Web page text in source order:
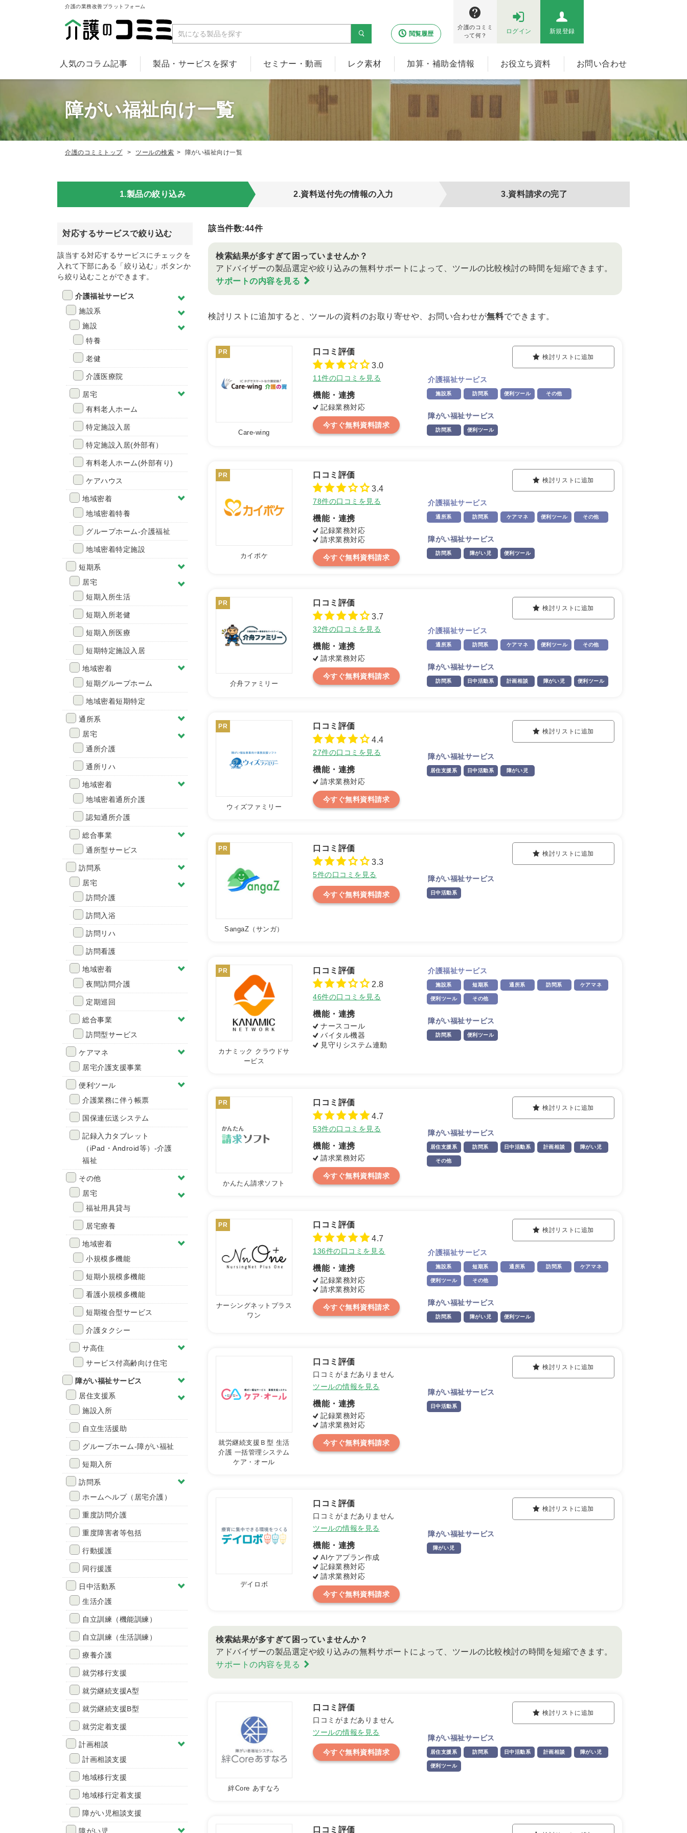
介護の業務改善プラットフォーム
閲覧履歴
介護のコミミ
って何？
ログイン 新規登録
人気のコラム記事 製品・サービスを探す セミナー・動画 レク素材 加算・補助金情報 お役立ち資料 お問い合わせ
障がい福祉向け一覧
介護のコミミトップ ツールの検索 障がい福祉向け一覧
1.製品の絞り込み 2.資料送付先の情報の入力 3.資料請求の完了
対応するサービスで絞り込む
該当する対応するサービスにチェックを
入れて下部にある「絞り込む」ボタンか
ら絞り込むことができます。
介護福祉サービス
施設系
施設
特養
老健
介護医療院
居宅
有料老人ホーム
特定施設入居
特定施設入居(外部有）
有料老人ホーム(外部有り)
ケアハウス
地域密着
地域密着特養
グループホーム-介護福祉
地域密着特定施設
短期系
居宅
短期入所生活
短期入所老健
短期入所医療
短期特定施設入居
地域密着
短期グループホーム
地域密着短期特定
通所系
居宅
通所介護
通所リハ
地域密着
地域密着通所介護
認知通所介護
総合事業
通所型サービス
訪問系
居宅
訪問介護
訪問入浴
訪問リハ
訪問看護
地域密着
夜間訪問介護
定期巡回
総合事業
訪問型サービス
ケアマネ
居宅介護支援事業
便利ツール
介護業務に伴う帳票
国保連伝送システム
記録入力タブレット
（iPad・Android等）-介護
福祉
その他
居宅
福祉用具貸与
居宅療養
地域密着
小規模多機能
短期小規模多機能
看護小規模多機能
短期複合型サービス
介護タクシー
サ高住
サービス付高齢向け住宅
障がい福祉サービス
居住支援系
施設入所
自立生活援助
グループホーム-障がい福祉
短期入所
訪問系
ホームヘルプ（居宅介護）
重度訪問介護
重度障害者等包括
行動援護
同行援護
日中活動系
生活介護
自立訓練（機能訓練）
自立訓練（生活訓練）
療養介護
就労移行支援
就労継続支援A型
就労継続支援B型
就労定着支援
計画相談
計画相談支援
地域移行支援
地域移行定着支援
障がい児相談支援
障がい児
該当件数:44件
検索結果が多すぎて困っていませんか？
アドバイザーの製品選定や絞り込みの無料サポートによって、ツールの比較検討の時間を短縮できます。
サポートの内容を見る
検討リストに追加すると、ツールの資料のお取り寄せや、お問い合わせが無料でできます。
PR
Care-wing
3.0
11件の口コミを見る
機能・連携
記録業務対応
今すぐ無料資料請求
検討リストに追加
介護福祉サービス
施設系 訪問系 便利ツール その他
障がい福祉サービス
訪問系 便利ツール
PR
カイポケ
3.4
78件の口コミを見る
機能・連携
記録業務対応
請求業務対応
今すぐ無料資料請求
検討リストに追加
介護福祉サービス
通所系 訪問系 ケアマネ 便利ツール その他
障がい福祉サービス
訪問系 障がい児 便利ツール
PR
介舟ファミリー
3.7
32件の口コミを見る
機能・連携
請求業務対応
今すぐ無料資料請求
検討リストに追加
介護福祉サービス
通所系 訪問系 ケアマネ 便利ツール その他
障がい福祉サービス
訪問系 日中活動系 計画相談 障がい児 便利ツール
PR
ウィズファミリー
4.4
27件の口コミを見る
機能・連携
請求業務対応
今すぐ無料資料請求
検討リストに追加
障がい福祉サービス
居住支援系 日中活動系 障がい児
PR
SangaZ（サンガ）
3.3
5件の口コミを見る
今すぐ無料資料請求
検討リストに追加
障がい福祉サービス
日中活動系
PR
カナミック クラウドサ
ービス
2.8
46件の口コミを見る
機能・連携
ナースコール
バイタル機器
見守りシステム連動
介護福祉サービス
施設系 短期系 通所系 訪問系 ケアマネ
便利ツール その他
障がい福祉サービス
訪問系 便利ツール
PR
かんたん請求ソフト
4.7
53件の口コミを見る
機能・連携
請求業務対応
今すぐ無料資料請求
検討リストに追加
障がい福祉サービス
居住支援系 訪問系 日中活動系 計画相談 障がい児
その他
PR
ナーシングネットプラス
ワン
4.7
136件の口コミを見る
機能・連携
記録業務対応
請求業務対応
今すぐ無料資料請求
検討リストに追加
介護福祉サービス
施設系 短期系 通所系 訪問系 ケアマネ
便利ツール その他
障がい福祉サービス
訪問系 障がい児 便利ツール
就労継続支援Ｂ型 生活
介護 一括管理システム
ケア・オール
口コミがまだありません
ツールの情報を見る
機能・連携
記録業務対応
請求業務対応
今すぐ無料資料請求
検討リストに追加
障がい福祉サービス
日中活動系
デイロボ
口コミがまだありません
ツールの情報を見る
機能・連携
AIケアプラン作成
記録業務対応
請求業務対応
今すぐ無料資料請求
検討リストに追加
障がい福祉サービス
障がい児
検索結果が多すぎて困っていませんか？
アドバイザーの製品選定や絞り込みの無料サポートによって、ツールの比較検討の時間を短縮できます。
サポートの内容を見る
絆Core あすなろ
口コミがまだありません
ツールの情報を見る
今すぐ無料資料請求
検討リストに追加
障がい福祉サービス
居住支援系 訪問系 日中活動系 計画相談 障がい児
便利ツール